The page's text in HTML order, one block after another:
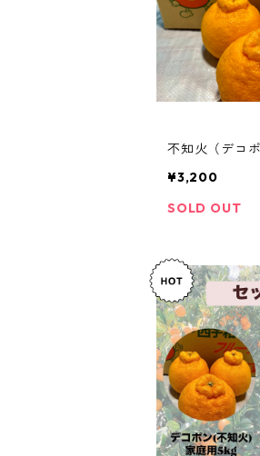
不知火（デコ
¥3,200
SOLD OUT